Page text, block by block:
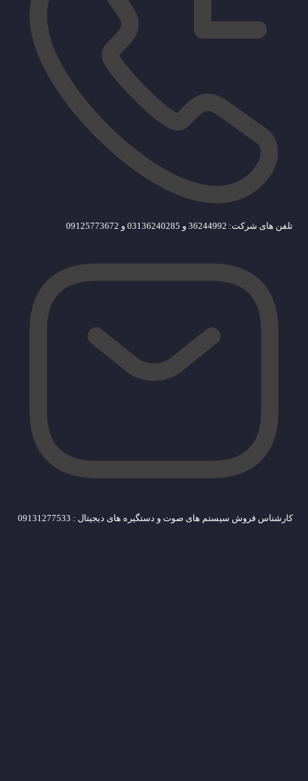
تلفن های شرکت: 36244992 و 03136240285 و 09125773672
کارشناس فروش سیستم های صوت و دستگیره های دیجیتال : 09131277533